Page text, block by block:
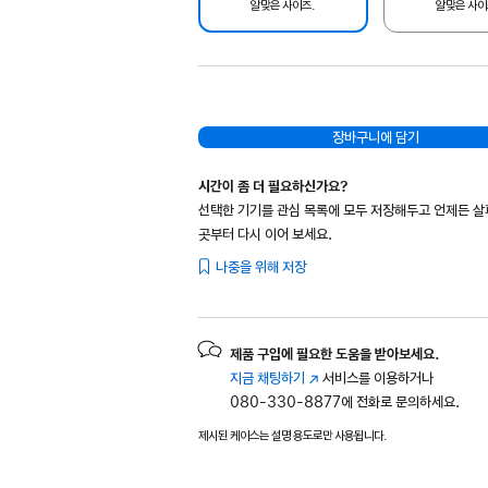
알맞은 사이즈.
알맞은 사이
장바구니에 담기
시간이 좀 더 필요하신가요?
선택한 기기를 관심 목록에 모두 저장해두고 언제든 살
곳부터 다시 이어 보세요.
나중을 위해 저장
제품 구입에 필요한 도움을 받아보세요.
지금 채팅하기 (새
창에서
열림)
서비스를 이용하거나
080-330-8877에 전화로 문의하세요.
제시된 케이스는 설명 용도로만 사용됩니다.